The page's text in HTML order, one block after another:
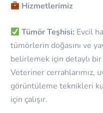
Hizmetlerimiz
Tümör Teşhisi: Evcil
tümörlerin doğasını ve
belirlemek için detaylı
Veteriner cerrahlarımız,
görüntüleme teknikleri
için çalışır.